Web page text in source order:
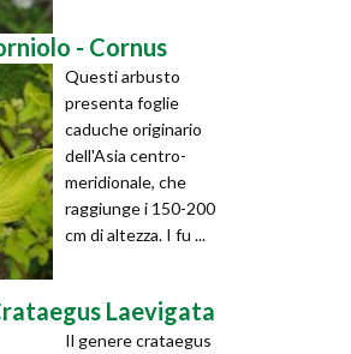
- Cornus
Questi arbusto
presenta foglie
caduche originario
dell'Asia centro-
meridionale, che
raggiunge i 150-200
cm di altezza. I fu ...
Laevigata
Il genere crataegus